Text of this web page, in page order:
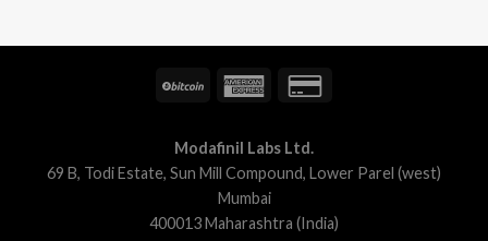
Modafinil Labs Ltd.
69 B, Todi Estate, Sun Mill Compound, Lower Parel (west)
Mumbai
400013 Maharashtra (India)